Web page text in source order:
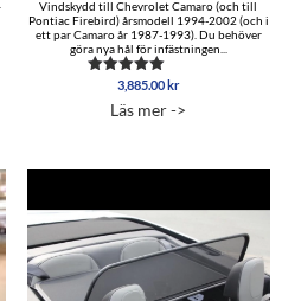
Vindskydd till Chevrolet Camaro (och till
Pontiac Firebird) årsmodell 1994-2002 (och i
ett par Camaro år 1987-1993). Du behöver
göra nya hål för infästningen...
Betygsatt
av 5
3,885.00 kr
Läs mer ->